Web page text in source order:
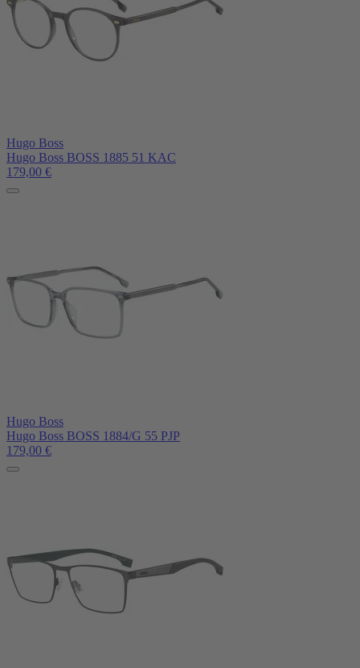
Hugo Boss
Hugo Boss BOSS 1885 51 KAC
179,00 €
Hugo Boss
Hugo Boss BOSS 1884/G 55 PJP
179,00 €